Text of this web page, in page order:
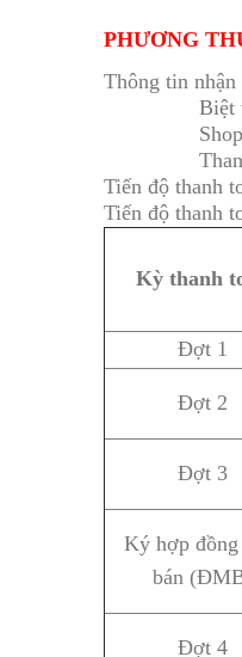
PHƯƠNG
Thông tin
Biệt
Tiến độ thanh
Tiến độ thanh
Kỳ thanh
Đợt 1
Đợt 2
Đợt 3
Ký hợp đồng
bán
Đợt 4